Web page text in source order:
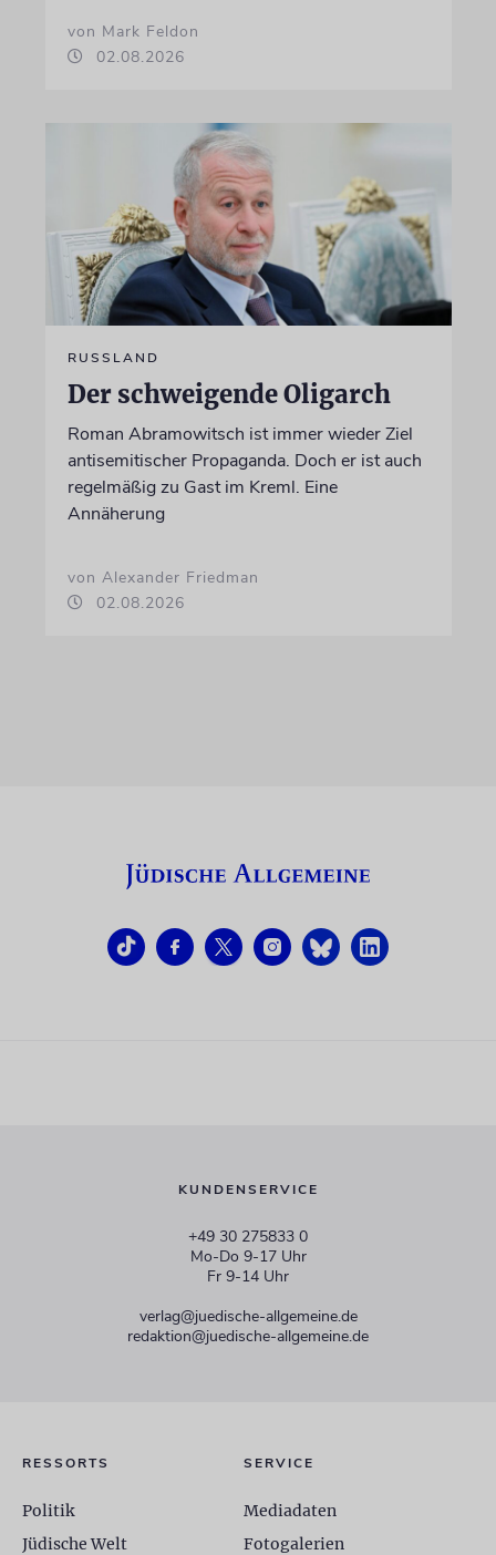
von Mark Feldon
02.08.2026
RUSSLAND
Der schweigende Oligarch
Roman Abramowitsch ist immer wieder Ziel
antisemitischer Propaganda. Doch er ist auch
regelmäßig zu Gast im Kreml. Eine
Annäherung
von Alexander Friedman
02.08.2026
KUNDENSERVICE
+49 30 275833 0
Mo-Do 9-17 Uhr
Fr 9-14 Uhr
verlag@juedische-allgemeine.de
redaktion@juedische-allgemeine.de
RESSORTS
Politik
Jüdische Welt
SERVICE
Mediadaten
Fotogalerien